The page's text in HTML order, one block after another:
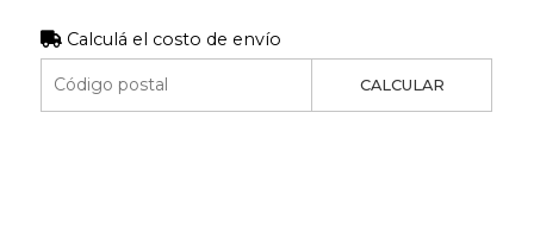
Calculá el costo de envío
CALCULAR